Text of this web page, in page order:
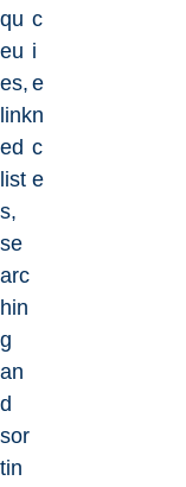
qu
eu
es,
link
ed
list
s,
se
arc
hin
g
an
d
sor
tin
c
i
e
n
c
e